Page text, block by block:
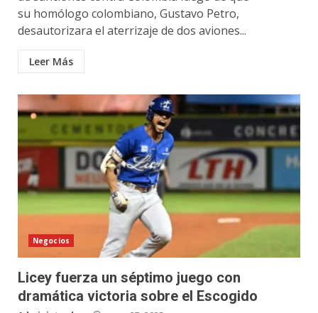
su homólogo colombiano, Gustavo Petro,
desautorizara el aterrizaje de dos aviones...
Leer Más
Negocios
Licey fuerza un séptimo juego con
dramática victoria sobre el Escogido